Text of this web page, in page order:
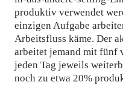
produktiv verwendet
einzigen Aufgabe
Arbeitsfluss käme. Der
arbeitet jemand mit fünf
jeden Tag jeweils
noch zu etwa 20%